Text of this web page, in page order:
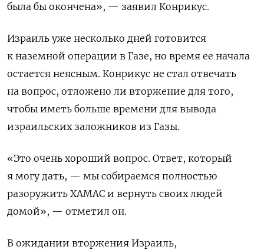
была бы окончена», — заявил Конрикус.
Израиль уже несколько дней готовится
к наземной операции в Газе, но время ее начала
остается неясным. Конрикус не стал отвечать
на вопрос, отложено ли вторжение для того,
чтобы иметь больше времени для вывода
израильских заложников из Газы.
«Это очень хороший вопрос. Ответ, который
я могу дать, — мы собираемся полностью
разоружить ХАМАС и вернуть своих людей
домой», — отметил он.
В ожидании вторжения Израиль,